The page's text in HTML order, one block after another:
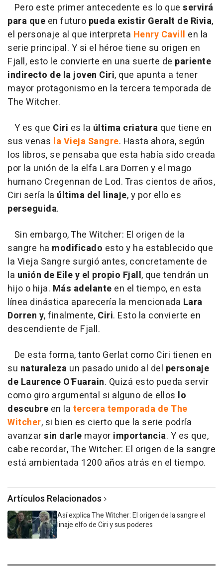
Pero este primer antecedente es lo que servirá
para que en futuro pueda existir Geralt de Rivia,
el personaje al que interpreta Henry Cavill en la
serie principal. Y si el héroe tiene su origen en
Fjall, esto le convierte en una suerte de pariente
indirecto de la joven Ciri, que apunta a tener
mayor protagonismo en la tercera temporada de
The Witcher.
Y es que Ciri es la última criatura que tiene en
sus venas la Vieja Sangre. Hasta ahora, según
los libros, se pensaba que esta había sido creada
por la unión de la elfa Lara Dorren y el mago
humano Cregennan de Lod. Tras cientos de años,
Ciri sería la última del linaje, y por ello es
perseguida.
Sin embargo, The Witcher: El origen de la
sangre ha modificado esto y ha establecido que
la Vieja Sangre surgió antes, concretamente de
la unión de Eile y el propio Fjall, que tendrán un
hijo o hija. Más adelante en el tiempo, en esta
línea dinástica aparecería la mencionada Lara
Dorren y, finalmente, Ciri. Esto la convierte en
descendiente de Fjall.
De esta forma, tanto Gerlat como Ciri tienen en
su naturaleza un pasado unido al del personaje
de Laurence O'Fuarain. Quizá esto pueda servir
como giro argumental si alguno de ellos lo
descubre en la tercera temporada de The
Witcher, si bien es cierto que la serie podría
avanzarsin darle mayor importancia. Y es que,
cabe recordar, The Witcher: El origen de la sangre
está ambientada 1200 años atrás en el tiempo.
Artículos Relacionados
Así explica The Witcher: El origen de la sangre el
linaje elfo de Ciri y sus poderes